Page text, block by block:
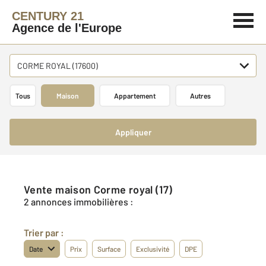
CENTURY 21
Agence de l'Europe
CORME ROYAL (17600)
Tous Maison Appartement Autres
Appliquer
Vente maison Corme royal (17)
2 annonces immobilières :
Trier par :
Date Prix Surface Exclusivité DPE